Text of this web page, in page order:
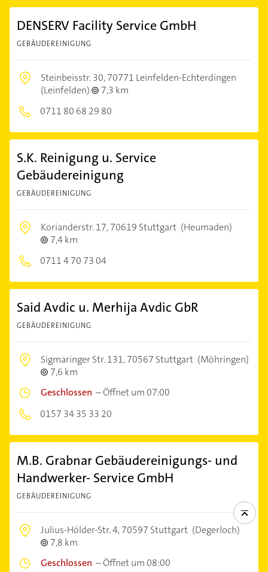
DENSERV Facility Service GmbH
GEBÄUDEREINIGUNG
Steinbeisstr. 30,70771 Leinfelden-Echterdingen
(Leinfelden)
7,3 km
0711 80 68 29 80
S.K. Reinigung u. Service
Gebäudereinigung
GEBÄUDEREINIGUNG
Korianderstr. 17,70619 Stuttgart (Heumaden)
7,4 km
0711 4 70 73 04
Said Avdic u. Merhija Avdic GbR
GEBÄUDEREINIGUNG
Sigmaringer Str. 131,70567 Stuttgart (Möhringen)
7,6 km
Geschlossen –Öffnet um 07:00
0157 34 35 33 20
M.B. Grabnar Gebäudereinigungs- und
Handwerker- Service GmbH
GEBÄUDEREINIGUNG
Julius-Hölder-Str. 4,70597 Stuttgart (Degerloch)
7,8 km
Geschlossen –Öffnet um 08:00